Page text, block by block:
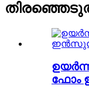
ഫോം